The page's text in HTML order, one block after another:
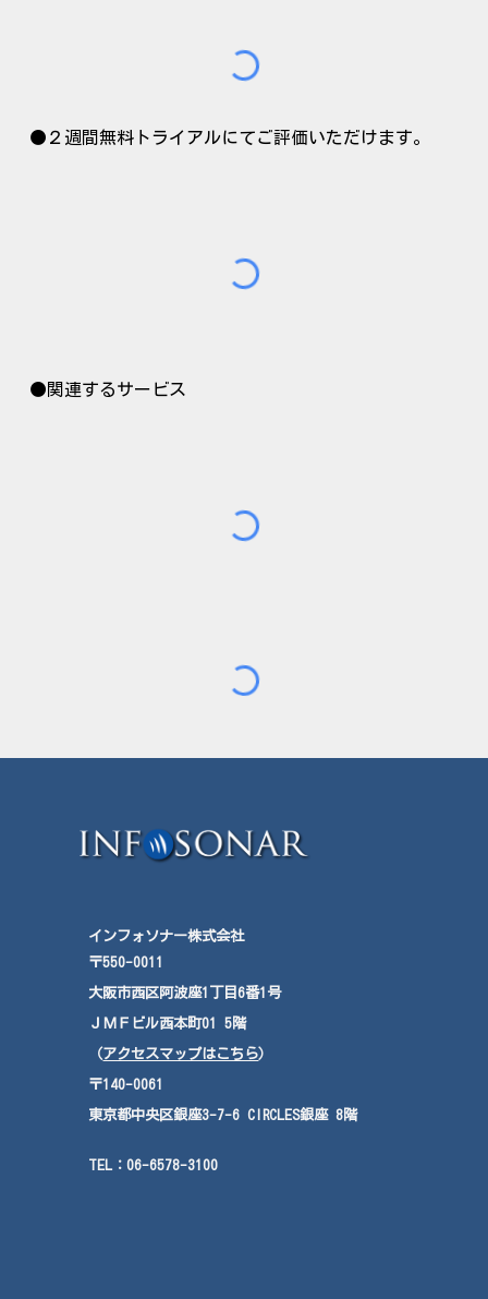
●２週間無料トライアルにてご評価いただけます。
●関連するサービス
インフォソナー株式会社
〒550-0011
大阪市西区阿波座1 丁目6番1 号
ＪＭＦ ビル西本町01 5階
（アクセスマップはこちら）
〒140-0061
東京都中央区銀座3-7-6 CIRCLES銀座 8階
TEL：06-6578-3100